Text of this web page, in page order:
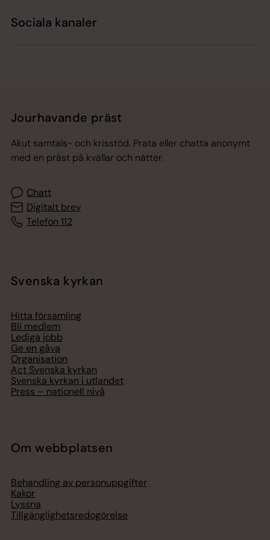
Sociala kanaler
Jourhavande präst
Akut samtals- och krisstöd. Prata eller chatta anonymt
med en präst på kvällar och nätter.
Chatt
Digitalt brev
Telefon 112
Svenska kyrkan
Hitta församling
Bli medlem
Lediga jobb
Ge en gåva
Organisation
Act Svenska kyrkan
Svenska kyrkan i utlandet
Press – nationell nivå
Om webbplatsen
Behandling av personuppgifter
Kakor
Lyssna
Tillgänglighetsredogörelse